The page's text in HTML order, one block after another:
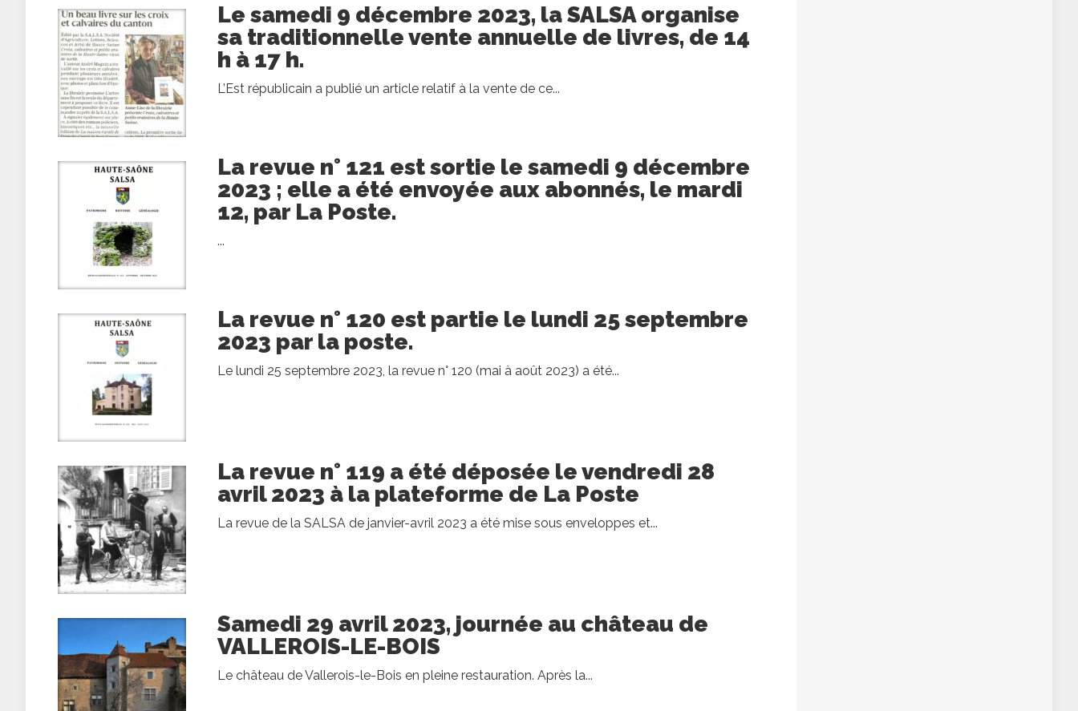
Le samedi 9 décembre 2023, la SALSA organise
sa traditionnelle vente annuelle de livres, de 14
h à 17 h.
L’Est républicain a publié un article relatif à la vente de ce...
La revue n° 121 est sortie le samedi 9 décembre
2023 ; elle a été envoyée aux abonnés, le mardi
12, par La Poste.
...
La revue n° 120 est partie le lundi 25 septembre
2023 par la poste.
Le lundi 25 septembre 2023, la revue n° 120 (mai à août 2023) a été...
La revue n° 119 a été déposée le vendredi 28
avril 2023 à la plateforme de La Poste
La revue de la SALSA de janvier-avril 2023 a été mise sous enveloppes et...
Samedi 29 avril 2023, journée au château de
VALLEROIS-LE-BOIS
Le château de Vallerois-le-Bois en pleine restauration. Après la...